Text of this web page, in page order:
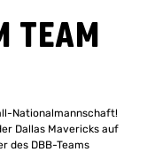
Nationalmannschaft!
Dallas Mavericks auf
des DBB-Teams